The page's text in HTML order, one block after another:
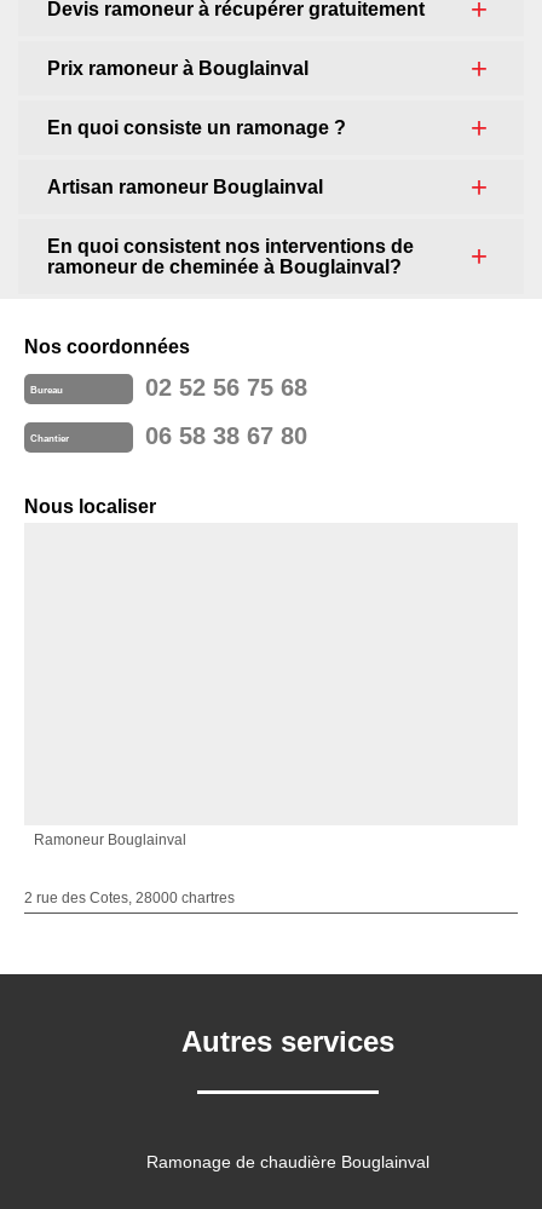
Devis ramoneur à récupérer gratuitement
Prix ramoneur à Bouglainval
En quoi consiste un ramonage ?
Artisan ramoneur Bouglainval
En quoi consistent nos interventions de
ramoneur de cheminée à Bouglainval?
Nos coordonnées
Bureau 02 52 56 75 68
Chantier 06 58 38 67 80
Nous localiser
Ramoneur Bouglainval
2 rue des Cotes, 28000 chartres
Autres services
Ramonage de chaudière Bouglainval